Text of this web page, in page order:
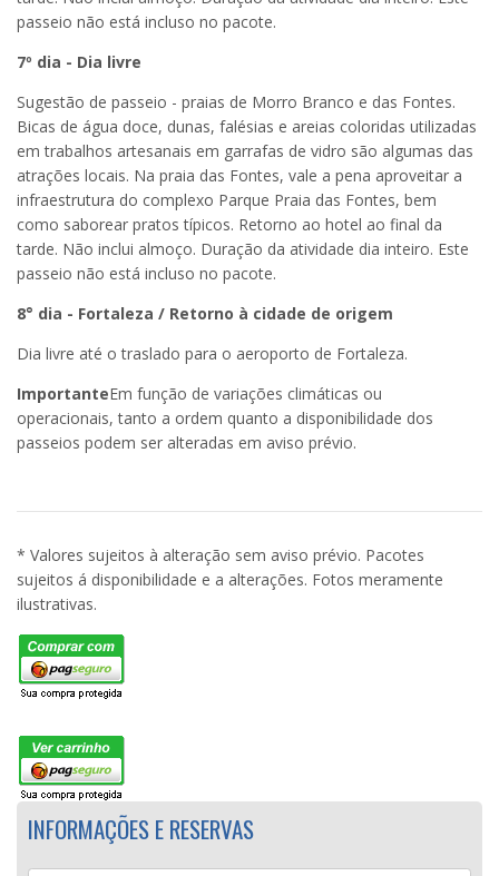
passeio não está incluso no pacote.
7º dia - Dia livre
Sugestão de passeio - praias de Morro Branco e das Fontes.
Bicas de água doce, dunas, falésias e areias coloridas utilizadas
em trabalhos artesanais em garrafas de vidro são algumas das
atrações locais. Na praia das Fontes, vale a pena aproveitar a
infraestrutura do complexo Parque Praia das Fontes, bem
como saborear pratos típicos. Retorno ao hotel ao final da
tarde. Não inclui almoço. Duração da atividade dia inteiro. Este
passeio não está incluso no pacote.
8° dia - Fortaleza / Retorno à cidade de origem
Dia livre até o traslado para o aeroporto de Fortaleza.
ImportanteEm função de variações climáticas ou
operacionais, tanto a ordem quanto a disponibilidade dos
passeios podem ser alteradas em aviso prévio.
* Valores sujeitos à alteração sem aviso prévio. Pacotes
sujeitos á disponibilidade e a alterações. Fotos meramente
ilustrativas.
INFORMAÇÕES E RESERVAS